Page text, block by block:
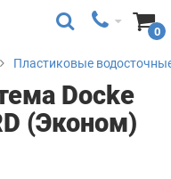
0
Пластиковые
Docke
(Эконом)